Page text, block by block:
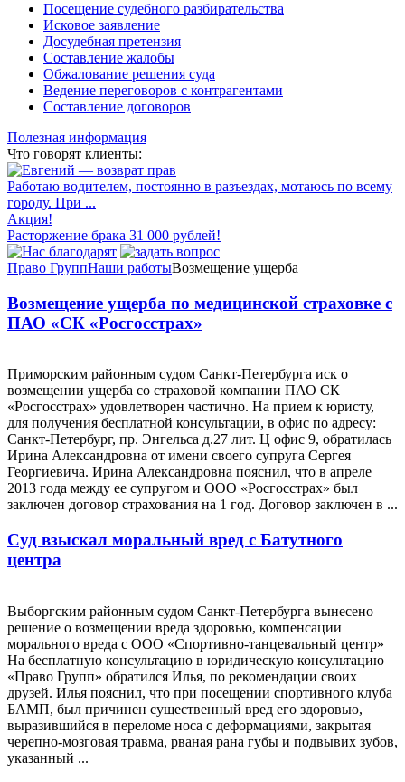
Посещение судебного разбирательства
Исковое заявление
Досудебная претензия
Составление жалобы
Обжалование решения суда
Ведение переговоров с контрагентами
Составление договоров
Полезная информация
Что говорят клиенты:
Работаю водителем, постоянно в разъездах, мотаюсь по всему
городу. При ...
Акция!
Расторжение брака 31 000 рублей!
Право ГруппНаши работыВозмещение ущерба
Возмещение ущерба по медицинской страховке с
ПАО «СК «Росгосстрах»
Приморским районным судом Санкт-Петербурга иск о
возмещении ущерба со страховой компании ПАО СК
«Росгосстрах» удовлетворен частично. На прием к юристу,
для получения бесплатной консультации, в офис по адресу:
Санкт-Петербург, пр. Энгельса д.27 лит. Ц офис 9, обратилась
Ирина Александровна от имени своего супруга Сергея
Георгиевича. Ирина Александровна пояснил, что в апреле
2013 года между ее супругом и ООО «Росгосстрах» был
заключен договор страхования на 1 год. Договор заключен в ...
Суд взыскал моральный вред с Батутного
центра
Выборгским районным судом Санкт-Петербурга вынесено
решение о возмещении вреда здоровью, компенсации
морального вреда с ООО «Спортивно-танцевальный центр»
На бесплатную консультацию в юридическую консультацию
«Право Групп» обратился Илья, по рекомендации своих
друзей. Илья пояснил, что при посещении спортивного клуба
БАМП, был причинен существенный вред его здоровью,
выразившийся в переломе носа с деформациями, закрытая
черепно-мозговая травма, рваная рана губы и подвывих зубов,
указанный ...